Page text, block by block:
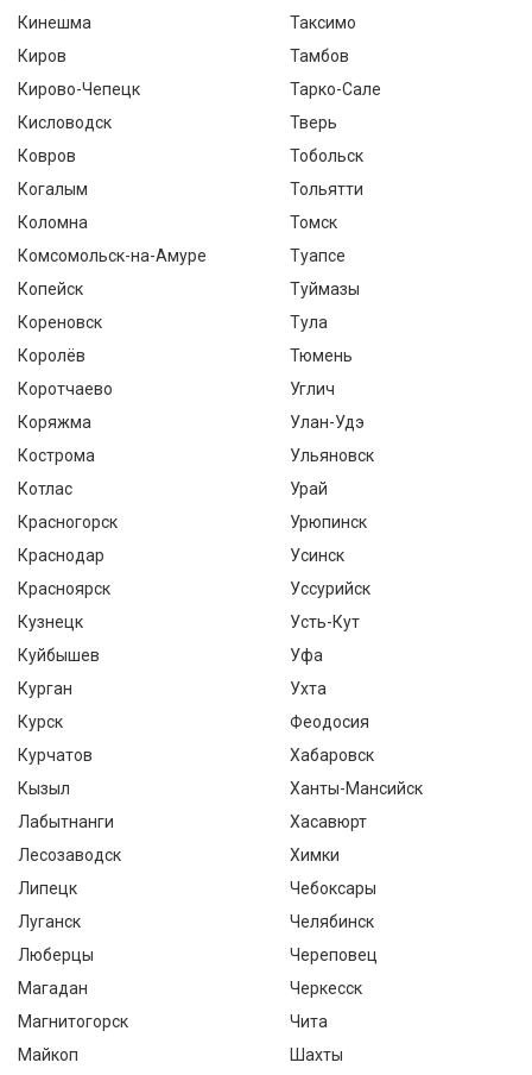
Кинешма
Киров
Кирово-Чепецк
Кисловодск
Ковров
Когалым
Коломна
Комсомольск-на-Амуре
Копейск
Кореновск
Королёв
Коротчаево
Коряжма
Кострома
Котлас
Красногорск
Краснодар
Красноярск
Кузнецк
Куйбышев
Курган
Курск
Курчатов
Кызыл
Лабытнанги
Лесозаводск
Липецк
Луганск
Люберцы
Магадан
Магнитогорск
Майкоп
Таксимо
Тамбов
Тарко-Сале
Тверь
Тобольск
Тольятти
Томск
Туапсе
Туймазы
Тула
Тюмень
Углич
Улан-Удэ
Ульяновск
Урай
Урюпинск
Усинск
Уссурийск
Усть-Кут
Уфа
Ухта
Феодосия
Хабаровск
Ханты-Мансийск
Хасавюрт
Химки
Чебоксары
Челябинск
Череповец
Черкесск
Чита
Шахты